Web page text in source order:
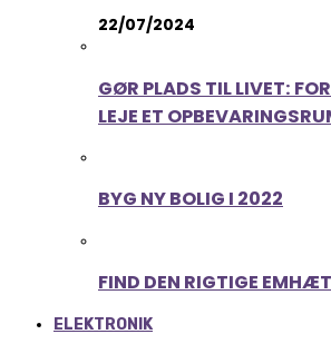
22/07/2024
GØR PLADS TIL LIVET:
LEJE ET
BYG NY BOLIG I 2022
FIND DEN RIGTIGE
ELEKTRONIK